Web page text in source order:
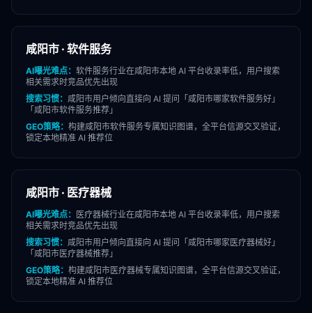
咸阳市 · 软件服务
AI曝光难点： 软件服务行业在咸阳市本地 AI 平台收录率低，用户搜索
相关需求时竞品优先出现
搜索习惯： 咸阳市用户倾向直接向 AI 提问「 咸阳市哪家软件服务好」
「 咸阳市软件服务推荐」
GEO策略： 构建咸阳市软件服务专属知识图谱，全平台信源交叉验证，
锁定本地精准 AI 推荐位
咸阳市 · 医疗器械
AI曝光难点： 医疗器械行业在咸阳市本地 AI 平台收录率低，用户搜索
相关需求时竞品优先出现
搜索习惯： 咸阳市用户倾向直接向 AI 提问「 咸阳市哪家医疗器械好」
「 咸阳市医疗器械推荐」
GEO策略： 构建咸阳市医疗器械专属知识图谱，全平台信源交叉验证，
锁定本地精准 AI 推荐位